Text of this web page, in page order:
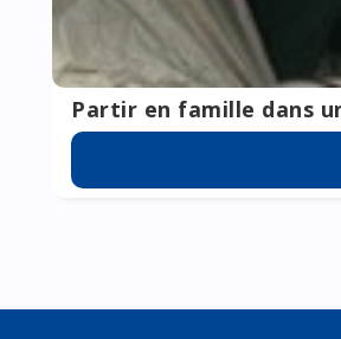
Partir en famille dans